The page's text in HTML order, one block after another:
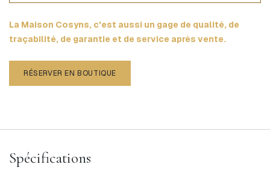
La Maison Cosyns, c'est aussi un gage de qualité, de
traçabilité, de garantie et de service après vente.
RÉSERVER EN BOUTIQUE
Spécifications